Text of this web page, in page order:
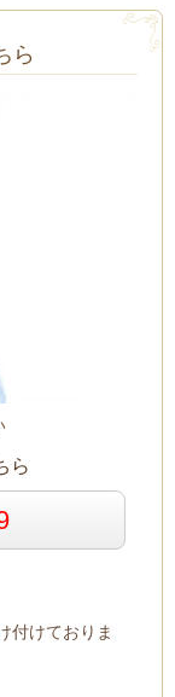
ら
ら
付けておりま